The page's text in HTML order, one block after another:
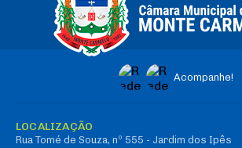
Acompanhe!
LOCALIZAÇÃO
Rua Tomé de Souza, nº 555 - Jardim dos Ipês